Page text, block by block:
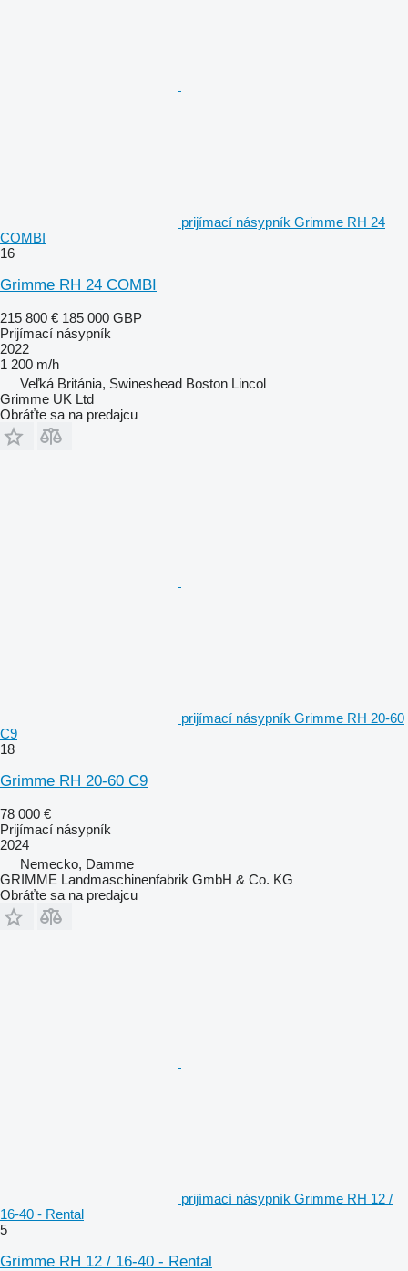
prijímací násypník Grimme RH 24
COMBI
16
Grimme RH 24 COMBI
215 800 € 185 000 GBP
Prijímací násypník
2022
1 200 m/h
Veľká Británia, Swineshead Boston Lincol
Grimme UK Ltd
Obráťte sa na predajcu
prijímací násypník Grimme RH 20-60
C9
18
Grimme RH 20-60 C9
78 000 €
Prijímací násypník
2024
Nemecko, Damme
GRIMME Landmaschinenfabrik GmbH & Co. KG
Obráťte sa na predajcu
prijímací násypník Grimme RH 12 /
16-40 - Rental
5
Grimme RH 12 / 16-40 - Rental